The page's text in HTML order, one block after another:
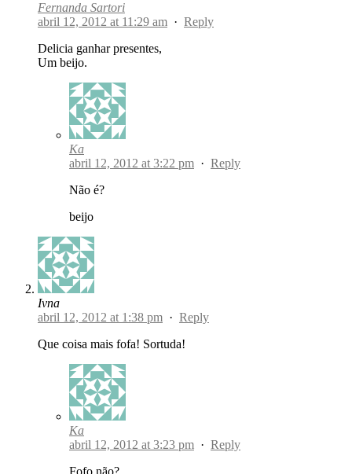
Fernanda Sartori
abril 12, 2012 at 11:29 am · Reply
Delicia ganhar presentes,
Um beijo.
Ka
abril 12, 2012 at 3:22 pm · Reply
Não é?
beijo
Ivna
abril 12, 2012 at 1:38 pm · Reply
Que coisa mais fofa! Sortuda!
Ka
abril 12, 2012 at 3:23 pm · Reply